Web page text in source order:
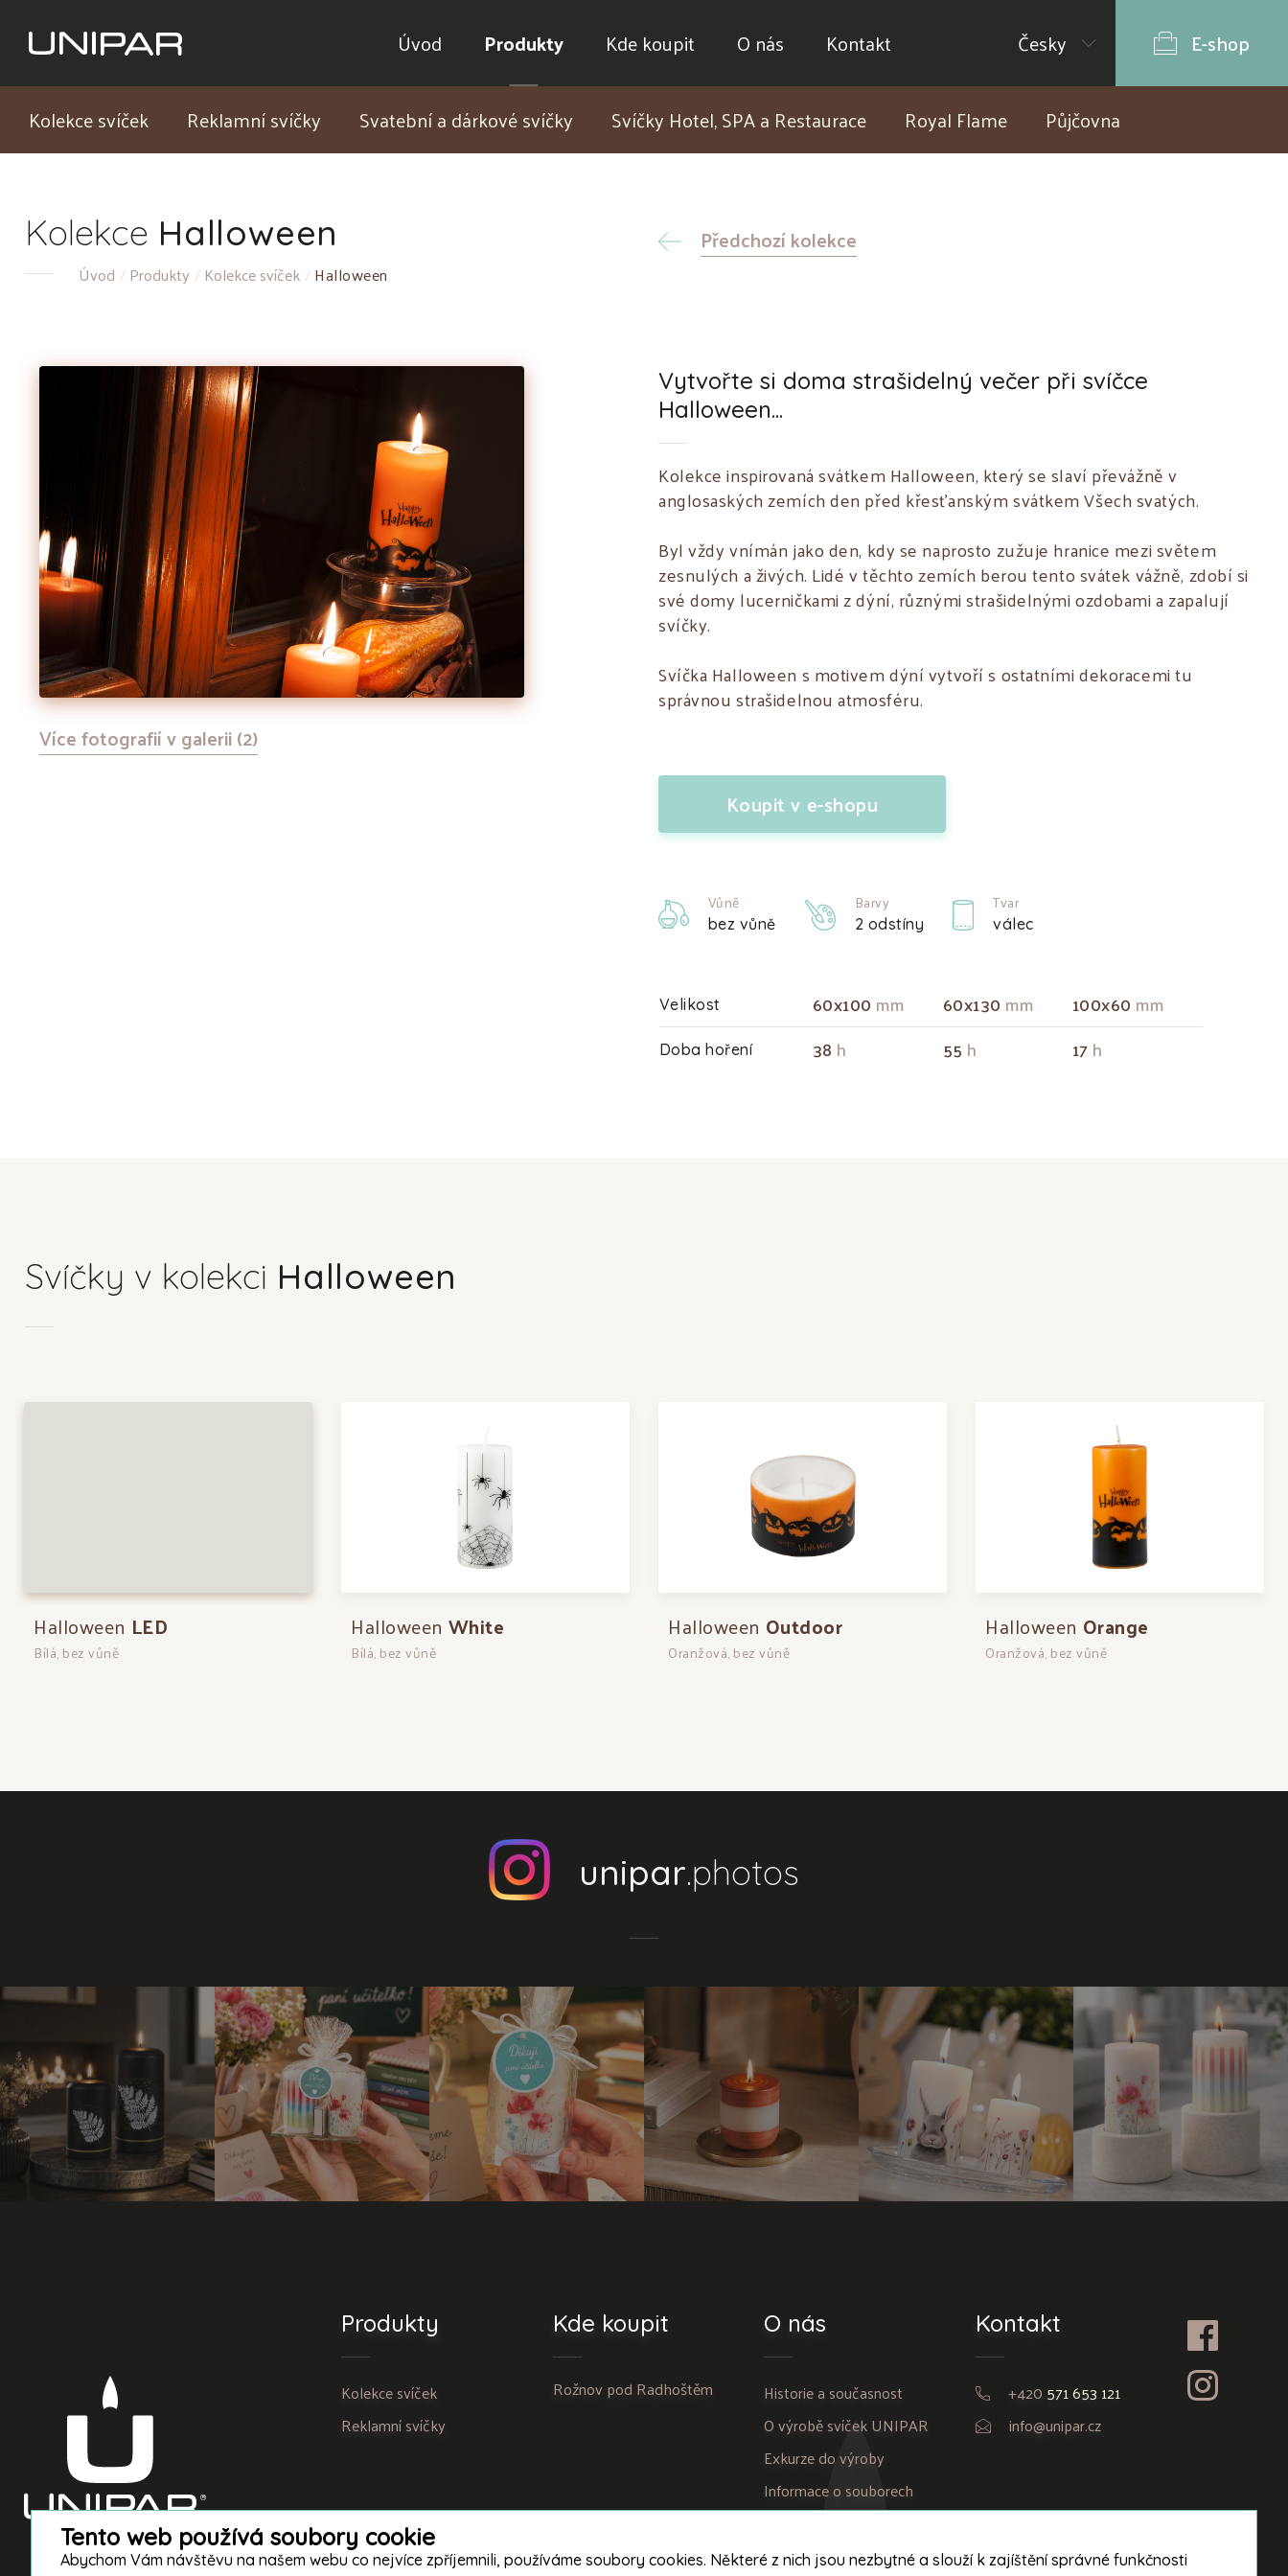
Česky E-shop
Úvod Produkty Kde koupit O nás Kontakt
Kolekce svíček Reklamní svíčky Svatební a dárkové svíčky Svíčky Hotel, SPA a Restaurace Royal Flame Půjčovna
Kolekce Halloween
Úvod Produkty Kolekce svíček Halloween
Předchozí kolekce
Více fotografií v galerii (2)
Vytvořte si doma strašidelný večer při svíčce
Halloween...
Kolekce inspirovaná svátkem Halloween, který se slaví převážně v
anglosaských zemích den před křesťanským svátkem Všech svatých.
Byl vždy vnímán jako den, kdy se naprosto zužuje hranice mezi světem
zesnulých a živých. Lidé v těchto zemích berou tento svátek vážně, zdobí si
své domy lucerničkami z dýní, různými strašidelnými ozdobami a zapalují
svíčky.
Svíčka Halloween s motivem dýní vytvoří s ostatními dekoracemi tu
správnou strašidelnou atmosféru.
Koupit v e-shopu
Vůně
bez vůně
Barvy
2 odstíny
Tvar
válec
Velikost 60x100 mm 60x130 mm 100x60 mm
Doba hoření 38 h 55 h 17h
Svíčky v kolekci Halloween
Halloween LED
Bílá, bez vůně
Halloween White
Bílá, bez vůně
Halloween Outdoor
Oranžová, bez vůně
Halloween Orange
Oranžová, bez vůně
unipar.photos
Produkty
Kolekce svíček
Reklamní svíčky
Kde koupit
Rožnov pod Radhoštěm
O nás
Historie a současnost
O výrobě svíček UNIPAR
Exkurze do výroby
Informace o souborech
cookies
Kontakt
+420 571 653 121
info@unipar.cz
Tento web používá soubory cookie
Abychom Vám návštěvu na našem webu co nejvíce zpříjemnili, používáme soubory cookies. Některé z nich jsou nezbytné a slouží k zajíštění správné funkčnosti